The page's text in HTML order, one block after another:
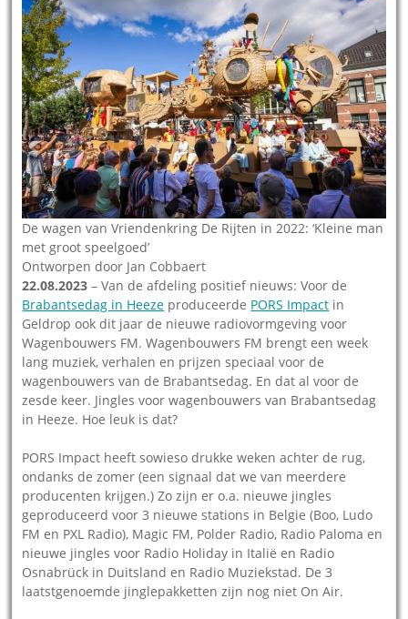
De wagen van Vriendenkring De Rijten in 2022: ‘Kleine man
met groot speelgoed’
Ontworpen door Jan Cobbaert
22.08.2023 – Van de afdeling positief nieuws: Voor de
Brabantsedag in Heeze produceerde PORS Impact in
Geldrop ook dit jaar de nieuwe radiovormgeving voor
Wagenbouwers FM. Wagenbouwers FM brengt een week
lang muziek, verhalen en prijzen speciaal voor de
wagenbouwers van de Brabantsedag. En dat al voor de
zesde keer. Jingles voor wagenbouwers van Brabantsedag
in Heeze. Hoe leuk is dat?
PORS Impact heeft sowieso drukke weken achter de rug,
ondanks de zomer (een signaal dat we van meerdere
producenten krijgen.) Zo zijn er o.a. nieuwe jingles
geproduceerd voor 3 nieuwe stations in Belgie (Boo, Ludo
FM en PXL Radio), Magic FM, Polder Radio, Radio Paloma en
nieuwe jingles voor Radio Holiday in Italië en Radio
Osnabrück in Duitsland en Radio Muziekstad. De 3
laatstgenoemde jinglepakketten zijn nog niet On Air.